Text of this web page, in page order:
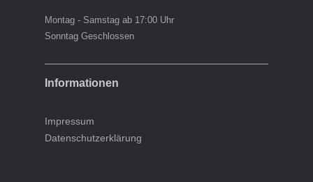
Montag - Samstag ab 17:00 Uhr
Sonntag Geschlossen
Informationen
Impressum
Datenschutzerklärung